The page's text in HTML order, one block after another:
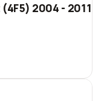
2004 - 2011